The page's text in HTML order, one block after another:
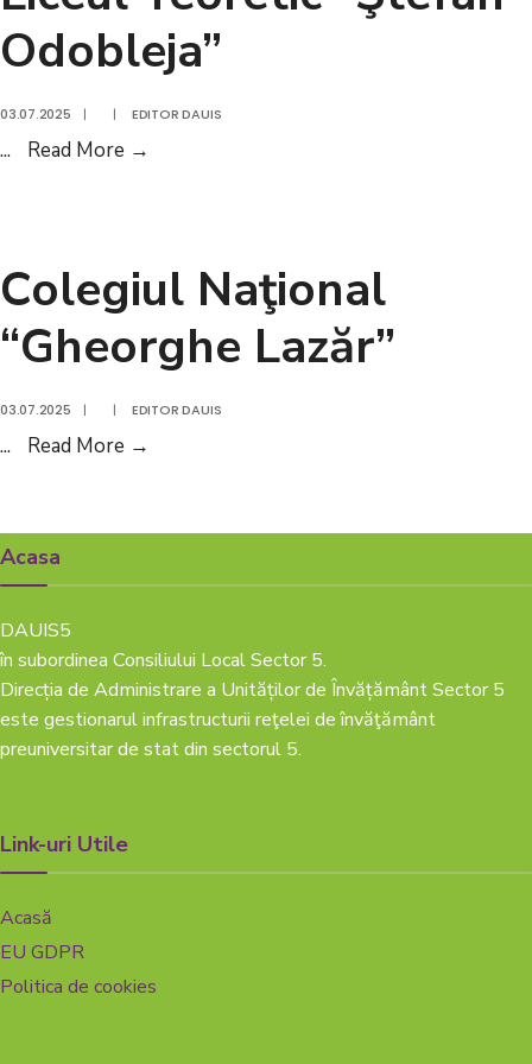
Odobleja”
03.07.2025 | | EDITOR DAUIS
... Read More →
Colegiul Naţional
“Gheorghe Lazăr”
03.07.2025 | | EDITOR DAUIS
... Read More →
Lazăr”
Acasa
DAUIS5
în subordinea Consiliului Local Sector 5.
Direcția de Administrare a Unităților de Învățământ Sector 5
este gestionarul infrastructurii reţelei de învăţământ
preuniversitar de stat din sectorul 5.
Link-uri Utile
Acasă
EU GDPR
Politica de cookies